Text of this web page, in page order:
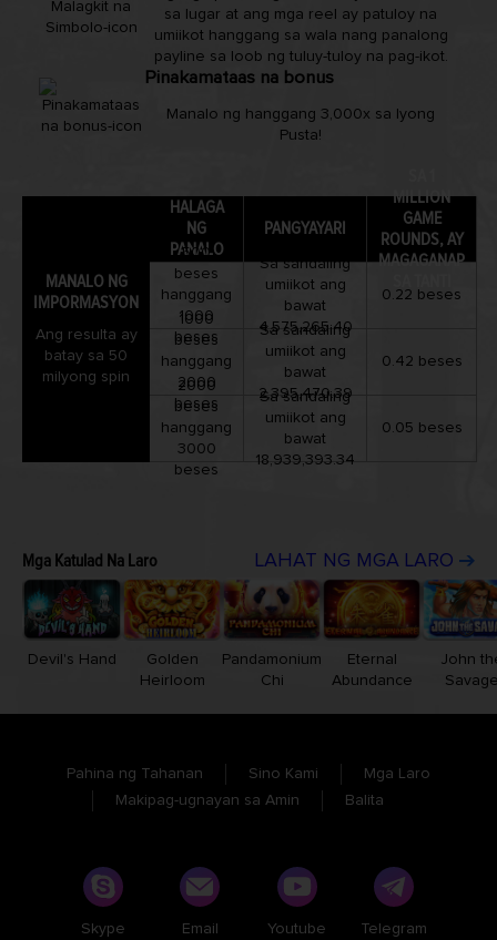
sa lugar at ang mga reel ay patuloy na
umiikot hanggang sa wala nang panalong
payline sa loob ng tuluy-tuloy na pag-ikot.
Pinakamataas na bonus
Manalo ng hanggang 3,000x sa Iyong
Pusta!
MANALO NG
IMPORMASYON
Ang resulta ay
batay sa 50
milyong spin
HALAGA
NG
PANALO
500
beses
hanggang
1000
beses
1000
beses
hanggang
2000
beses
2000
beses
hanggang
3000
beses
PANGYAYARI
Sa sandaling
umiikot ang
bawat
4,575,265.40
Sa sandaling
umiikot ang
bawat
2,395,470.39
Sa sandaling
umiikot ang
bawat
18,939,393.34
MILLION
GAME
ROUNDS, AY
MAGAGANAP
0.22 beses
0.42 beses
0.05 beses
Mga Katulad Na Laro LAHAT NG MGA LARO
Devil's Hand
Golden
Heirloom
Pandamonium
Chi
Eternal
Abundance
John
Pahina ng Tahanan Sino Kami
Mga Laro
Makipag-ugnayan sa Amin
Balita
Skype Email Youtube Telegram